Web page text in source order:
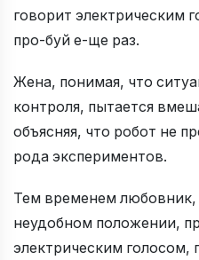
говорит электрическим
про-буй е-ще раз.
Жена, понимая, что
контроля, пытается
объясняя, что робот не
рода экспериментов.
Тем временем любовник,
неудобном положении,
электрическим